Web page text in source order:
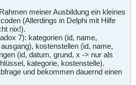
meiner Ausbildung ein kleines
(Allerdings in Delphi mit Hilfe
nix!).
7): kategorien (id, name,
kostenstellen (id, name,
(id, datum, grund, x -> nur als
kategorie, kostenstelle).
und bekommen dauernd einen